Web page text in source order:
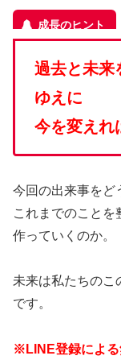
過去と未来
ゆえに
今を変えれ
今回の出来事をど
これまでのことを
作っていくのか。
未来は私たちのこ
です。
※LINE登録による